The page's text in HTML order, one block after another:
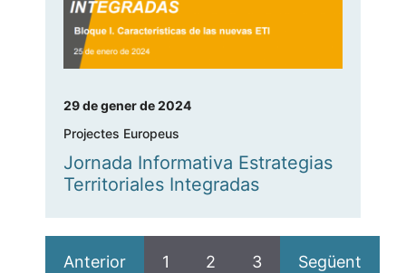
29 de gener de 2024
Projectes Europeus
Jornada Informativa Estrategias
Territoriales Integradas
Anterior 1 2 3 Següent